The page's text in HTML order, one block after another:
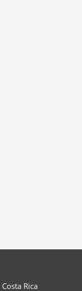
Costa Rica